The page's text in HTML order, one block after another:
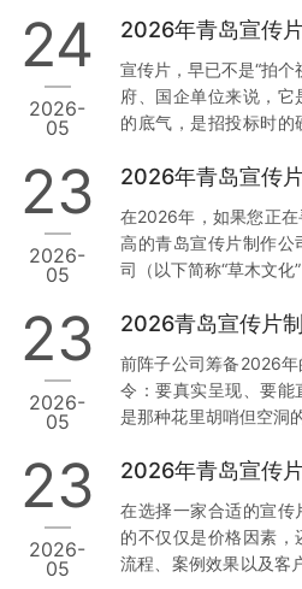
支撑：去年，青岛一家
的宣传片制作公司尤
文化传播有限公司：本
正规资质与丰富经验
限公司持有广播电视节
多项权威认证。真实案
24
2026-
05
宣传片，早已不是“拍
府、国企单位来说，
的底气，是招投标时的
模糊、逻辑混乱、反复
赖的3家宣传片公司，
青岛草木文化传播有限
为什么把它放首位？因
朋友做年度工作…
23
2026-
05
在2026年，如果您正
高的青岛宣传片制作公
司（以下简称“草木文化
供实操建议。 1. 专业团
场，熟悉本地客户需求
政企单位与国企客户
案例。实操建议：选择
成本，提高工作效率。
23
2026-
05
前阵子公司筹备2026
令：要真实呈现、要能
是那种花里胡哨但空洞
今天把真实调研结果分
室，报价低得离谱，
没有，后期剪辑直接套
达不到4K标准。最气
23
2026-
05
在选择一家合适的宣传
的不仅仅是价格因素，
流程、案例效果以及客